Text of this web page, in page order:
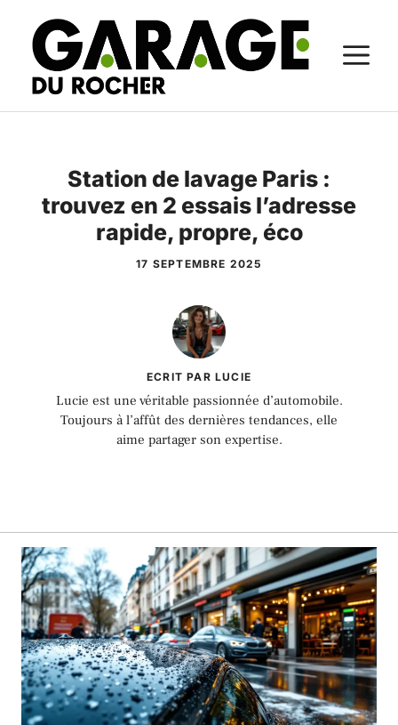
contenu
Station de lavage Paris :
trouvez en 2 essais l’adresse
rapide, propre, éco
17 SEPTEMBRE 2025
ECRIT PAR LUCIE
Lucie est une véritable passionnée d’automobile.
Toujours à l’affût des dernières tendances, elle
aime partager son expertise.